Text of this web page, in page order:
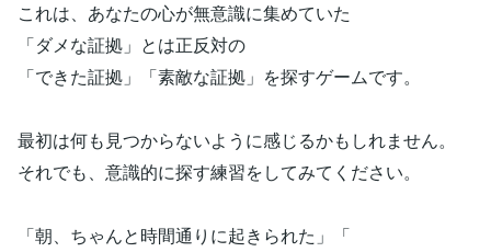
これは、あなたの心が無意識に集めていた
「ダメな証拠」とは正反対の
「できた証拠」「素敵な証拠」を探すゲームです。
最初は何も見つからないように感じるかもしれません。
それでも、意識的に探す練習をしてみてください。
「朝、ちゃんと時間通りに起きられた」「